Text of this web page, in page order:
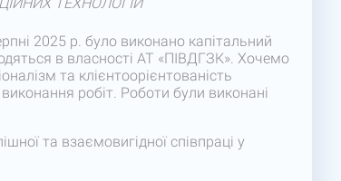
2025 р. було виконано капітальний
в власності АТ «ПІВДГЗК». Хочемо
та клієнтоорієнтованість
робіт. Роботи були виконані
та взаємовигідної співпраці у